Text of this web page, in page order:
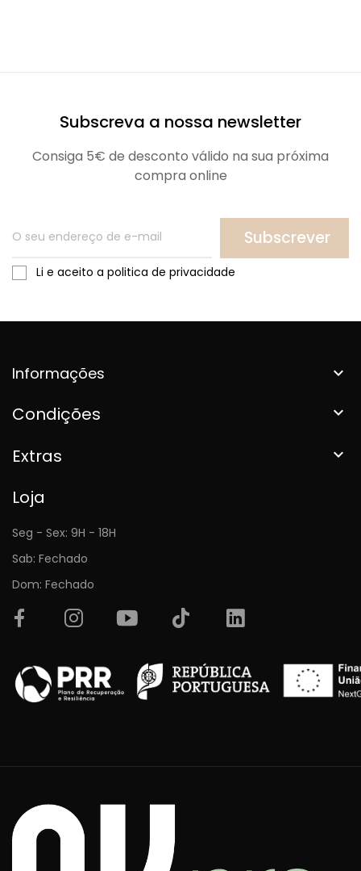
Subscreva a nossa newsletter
Consiga 5€ de desconto válido na sua próxima
compra online
Subscrever
Li e aceito a politica de privacidade
Informações 
Condições 
Extras 
Loja
Seg - Sex: 9H - 18H
Sab: Fechado
Dom: Fechado